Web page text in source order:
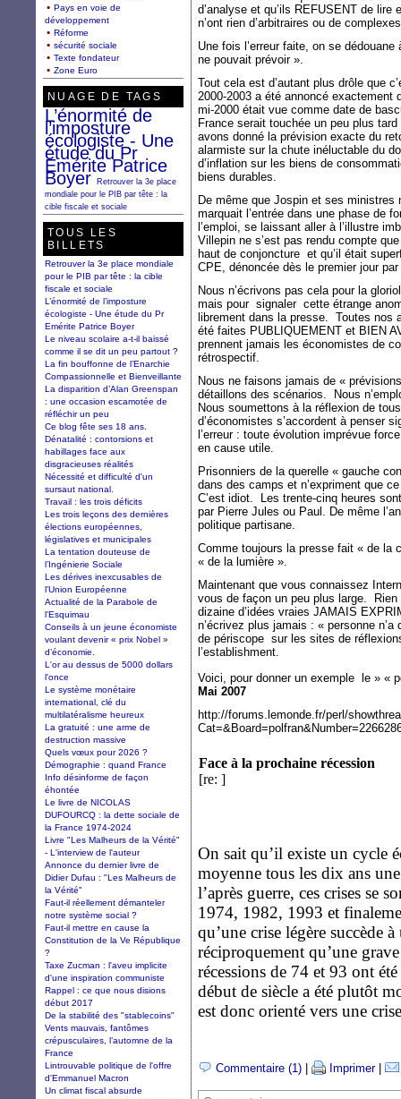
d’analyse et qu’ils REFUSENT de
n’ont rien d’arbitraires ou de
Une fois l’erreur faite, on se
ne pouvait prévoir ».
Tout cela est d’autant plus drôle que
2000-2003 a été annoncé
mi-2000 était vue comme date de
France serait touchée un peu plus
avons donné la prévision exacte du
alarmiste sur la chute inéluctable du
d’inflation sur les biens de
biens durables.
De même que Jospin et ses ministres
marquait l’entrée dans une phase de
l’emploi, se laissant aller à l’illustre
Villepin ne s’est pas rendu compte
haut de conjoncture et qu’il était
CPE, dénoncée dès le premier jour
Nous n’écrivons pas cela pour la
mais pour signaler cette étrange
librement dans la presse. Toutes nos
été faites PUBLIQUEMENT et BIEN
prennent jamais les économistes de
rétrospectif.
Nous ne faisons jamais de «
détaillons des scénarios.
Nous
Nous soumettons à la réflexion de
d’économistes s’accordent à penser
l’erreur : toute évolution imprévue
en cause utile.
Prisonniers de la querelle « gauche
dans des camps et n’expriment que
C’est idiot.
Les trente-cinq heures
par Pierre Jules ou Paul. De même
politique partisane.
Comme toujours la presse fait « de la
« de la lumière ».
Maintenant que vous connaissez
vous de façon un peu plus large.
dizaine d’idées vraies JAMAIS
n’écrivez plus jamais : « personne
de périscope sur les sites de
l’establishment.
Voici, pour donner un exemple
le » «
Mai 2007
http://forums.lemonde.fr/perl/
Face à la prochaine récession
[re: ]
On sait qu’il existe un cycle
moyenne tous les dix ans
l’après guerre, ces crises se
1974, 1982, 1993 et
qu’une crise légère succède
réciproquement qu’une
récessions de 74 et 93 ont
début de siècle a été plutôt
est donc orienté vers une
Commentaire (1) Imprimer|
Pays en voie de
développement
Réforme
sécurité sociale
Texte fondateur
Zone Euro
NUAGE DE TAGS
L’énormité de
l’imposture
écologiste - Une
étude du Pr
Emérite Patrice
BoyerRetrouver la 3e place
mondiale pour le PIB par tête : la
cible fiscale et sociale
TOUS LES
BILLETS
Retrouver la 3e place mondiale
pour le PIB par tête : la cible
fiscale et sociale
L’énormité de l’imposture
écologiste - Une étude du Pr
Emérite Patrice Boyer
Le niveau scolaire a-t-il baissé
comme il se dit un peu partout ?
La fin bouffonne de l’Enarchie
Compassionnelle et Bienveillante
La disparition d’Alan Greenspan
: une occasion escamotée de
réfléchir un peu
Ce blog fête ses 18 ans.
Dénatalité : contorsions et
habillages face aux
disgracieuses réalités
Nécessité et difficulté d'un
sursaut national.
Travail : les trois déficits
Les trois leçons des dernières
élections européennes,
législatives et municipales
La tentation douteuse de
l’Ingénierie Sociale
Les dérives inexcusables de
l'Union Européenne
Actualité de la Parabole de
l'Esquimau
Conseils à un jeune économiste
voulant devenir « prix Nobel »
d’économie.
L'or au dessus de 5000 dollars
l'once
Le système monétaire
international, clé du
multilatéralisme heureux
La gratuité : une arme de
destruction massive
Quels vœux pour 2026 ?
Démographie : quand France
Info désinforme de façon
éhontée
Le livre de NICOLAS
DUFOURCQ : la dette sociale de
la France 1974-2024
Livre "Les Malheurs de la Vérité"
- L'interview de l'auteur
Annonce du dernier livre de
Didier Dufau : "Les Malheurs de
la Vérité"
Faut-il réellement démanteler
notre système social ?
Faut-il mettre en cause la
Constitution de la Ve République
?
Taxe Zucman : l'aveu implicite
d'une inspiration communiste
Rappel : ce que nous disions
début 2017
De la stabilité des "stablecoins"
Vents mauvais, fantômes
crépusculaires, l’automne de la
France
Lintrouvable politique de l'offre
d'Emmanuel Macron
Un climat fiscal absurde